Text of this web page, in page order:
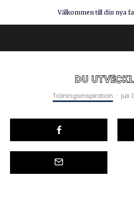
Välkommen till din nya
DU
Träningsinspiration · juli